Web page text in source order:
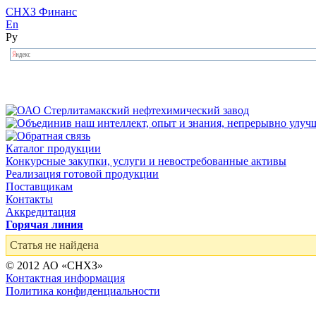
СНХЗ Финанс
En
Ру
Каталог продукции
Конкурсные закупки, услуги и невостребованные активы
Реализация готовой продукции
Поставщикам
Контакты
Аккредитация
Горячая линия
Статья не найдена
© 2012 АО «СНХЗ»
Контактная информация
Политика конфиденциальности